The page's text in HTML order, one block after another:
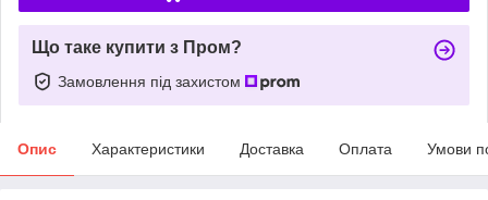
Що таке купити з Пром?
Замовлення під захистом
Опис Характеристики Доставка Оплата Умови